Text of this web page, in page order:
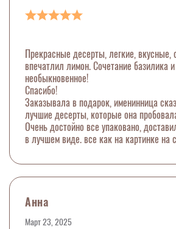
Прекрасные десерты, легкие, вкусные,
впечатлил лимон. Сочетание базилика
необыкновенное!
Спасибо!
Заказывала в подарок, именинница
лучшие десерты, которые она
Очень достойно все упаковано,
в лучшем виде. все как на картинке на
Анна
Март 23, 2025